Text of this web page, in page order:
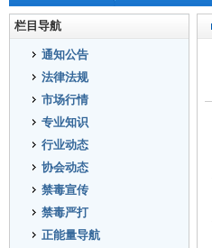
栏目导航
通知公告
法律法规
市场行情
专业知识
行业动态
协会动态
禁毒宣传
禁毒严打
正能量导航